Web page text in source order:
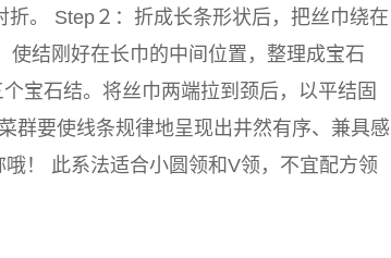
。 Step２：折成长条形状后，把丝巾绕在
结刚好在长巾的中间位置，整理成宝石
宝石结。将丝巾两端拉到颈后，以平结固
群要使线条规律地呈现出井然有序、兼具感
！ 此系法适合小圆领和V领，不宜配方领